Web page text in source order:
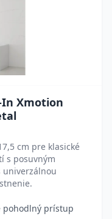
In Xmotion
cm pre klasické
s posuvným
univerzálnou
pohodlný prístup